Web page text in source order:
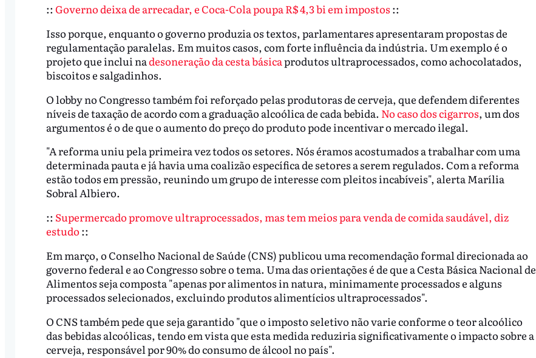
:: Governo deixa de arrecadar, e Coca-Cola poupa R$ 4,3 bi em impostos ::
Isso porque, enquanto o governo produzia os textos, parlamentares apresentaram propostas de
regulamentação paralelas. Em muitos casos, com forte influência da indústria. Um exemplo é o
projeto que inclui nadesoneração da cesta básicaprodutos ultraprocessados, como achocolatados,
biscoitos e salgadinhos.
O lobby no Congresso também foi reforçado pelas produtoras de cerveja, que defendem diferentes
níveis de taxação de acordo com a graduação alcoólica de cada bebida. No caso dos cigarros, um dos
argumentos é o de que o aumento do preço do produto pode incentivar o mercado ilegal.
"A reforma uniu pela primeira vez todos os setores. Nós éramos acostumados a trabalhar com uma
determinada pauta e já havia uma coalizão específica de setores a serem regulados. Com a reforma
estão todos em pressão, reunindo um grupo de interesse com pleitos incabíveis", alerta Marília
Sobral Albiero.
:: Supermercado promove ultraprocessados, mas tem meios para venda de comida saudável, diz
estudo ::
Em março, o Conselho Nacional de Saúde (CNS) publicou uma recomendação formal direcionada ao
governo federal e ao Congresso sobre o tema. Uma das orientações é de que a Cesta Básica Nacional de
Alimentos seja composta "apenas por alimentos in natura, minimamente processados e alguns
processados selecionados, excluindo produtos alimentícios ultraprocessados".
O CNS também pede que seja garantido "que o imposto seletivo não varie conforme o teor alcoólico
das bebidas alcoólicas, tendo em vista que esta medida reduziria significativamente o impacto sobre a
cerveja, responsável por 90% do consumo de álcool no país".